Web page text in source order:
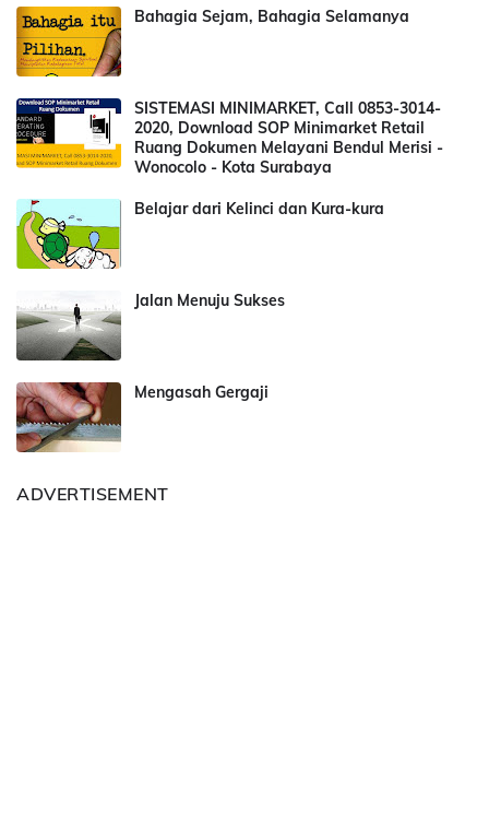
Bahagia Sejam, Bahagia Selamanya
SISTEMASI MINIMARKET, Call 0853-3014-
2020, Download SOP Minimarket Retail
Ruang Dokumen Melayani Bendul Merisi -
Wonocolo - Kota Surabaya
Belajar dari Kelinci dan Kura-kura
Jalan Menuju Sukses
Mengasah Gergaji
ADVERTISEMENT